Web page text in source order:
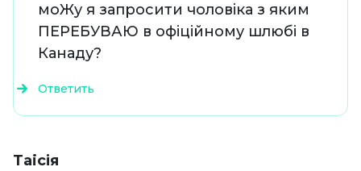
моЖу я запросити чоловіка з яким
ПЕРЕБУВАЮ в офіційному шлюбі в
Канаду?
Ответить
Таiсія